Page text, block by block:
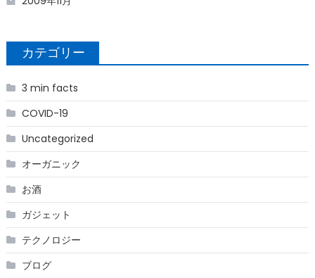
カテゴリー
3 min facts
COVID-19
Uncategorized
オーガニック
お酒
ガジェット
テクノロジー
ブログ